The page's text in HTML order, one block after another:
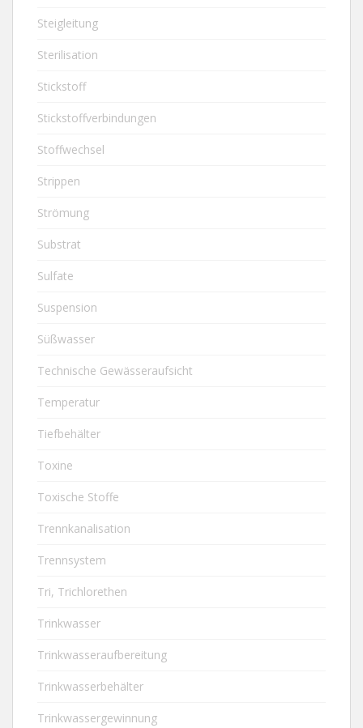
Steigleitung
Sterilisation
Stickstoff
Stickstoffverbindungen
Stoffwechsel
Strippen
Strömung
Substrat
Sulfate
Suspension
Süßwasser
Technische Gewässeraufsicht
Temperatur
Tiefbehälter
Toxine
Toxische Stoffe
Trennkanalisation
Trennsystem
Tri, Trichlorethen
Trinkwasser
Trinkwasseraufbereitung
Trinkwasserbehälter
Trinkwassergewinnung